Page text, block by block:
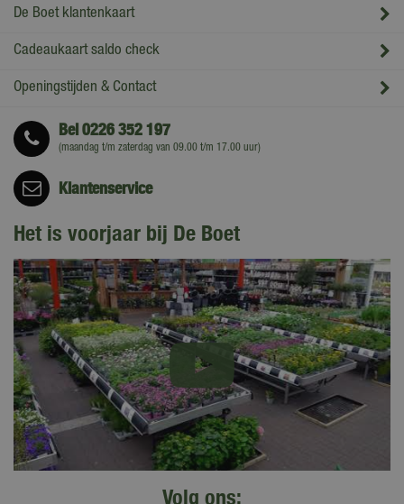
De Boet klantenkaart
Cadeaukaart saldo check
Openingstijden & Contact
Bel0226 352 197
(maandag t/m zaterdag van 09.00 t/m 17.00 uur)
Klantenservice
Het is voorjaar bij De Boet
Volg ons: